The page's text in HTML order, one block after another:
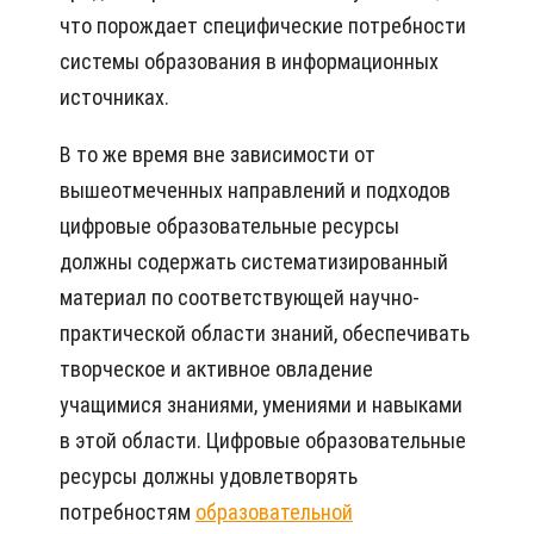
что порождает специфические потребности
системы образования в информационных
источниках.
В то же время вне зависимости от
вышеотмеченных направлений и подходов
цифровые образовательные ресурсы
должны содержать систематизированный
материал по соответствующей научно-
практической области знаний, обеспечивать
творческое и активное овладение
учащимися знаниями, умениями и навыками
в этой области. Цифровые образовательные
ресурсы должны удовлетворять
потребностям образовательной